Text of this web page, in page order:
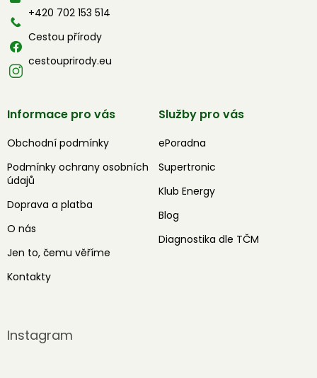
+420 702 153 514
Cestou přírody
cestouprirody.eu
Informace pro vás
Obchodní podmínky
Podmínky ochrany osobních
údajů
Doprava a platba
O nás
Jen to, čemu věříme
Kontakty
Služby pro vás
ePoradna
Supertronic
Klub Energy
Blog
Diagnostika dle TČM
Instagram